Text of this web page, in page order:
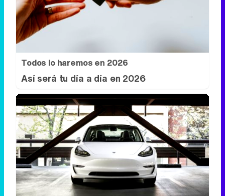
Todos lo haremos en 2026
Así será tu día a día en 2026